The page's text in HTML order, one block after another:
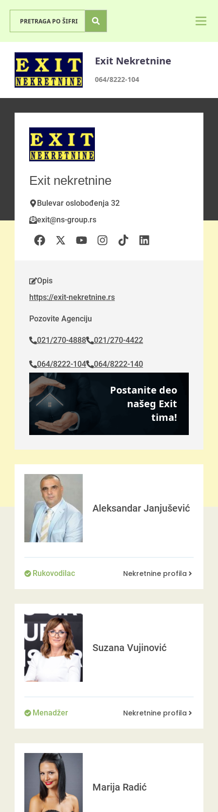
Exit Nekretnine
064/8222-104
Exit nekretnine
Bulevar oslobođenja 32
exit@ns-group.rs
Opis
https://exit-nekretnine.rs
Pozovite Agenciju
021/270-4888 021/270-4422
064/8222-104 064/8222-140
Postanite deo
našeg Exit
tima!
Aleksandar Janjušević
Rukovodilac Nekretnine profila
Suzana Vujinović
Menadžer Nekretnine profila
Marija Radić